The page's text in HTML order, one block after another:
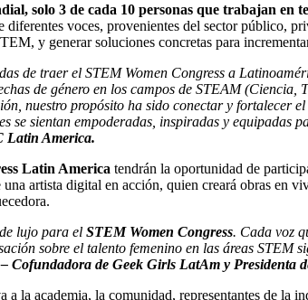
solo 3 de cada 10 personas que trabajan en
voces, provenientes del sector público,
y generar soluciones concretas para
de traer el STEM Women Congress a
de género en los campos de STEAM
nuestro propósito ha sido conectar y fortalecer
se sientan empoderadas, inspiradas y
Latin America.
Latin America tendrán la oportunidad de
artista digital en acción, quien creará obras en
lujo para el STEM Women Congress. Cada voz
sobre el talento femenino en las áreas STEM
Cofundadora de Geek Girls LatAm y Presidenta
a la academia, la comunidad, representantes de la